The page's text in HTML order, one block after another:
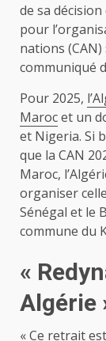
de sa
pour
nations (CAN)
communiqué
Pour 2025,
Marocet un
et Nigeria. Si
que la CAN
Maroc,
organiser
Sénégal et le
commune du
«
Algérie
« Ce retrait